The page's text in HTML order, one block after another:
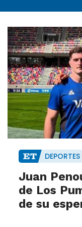
DEPORTES
Juan
de Los
de su